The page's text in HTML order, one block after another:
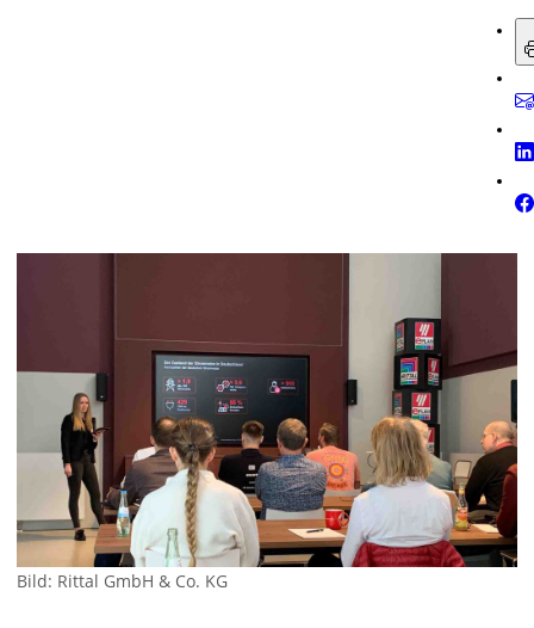
Bild: Rittal GmbH & Co. KG